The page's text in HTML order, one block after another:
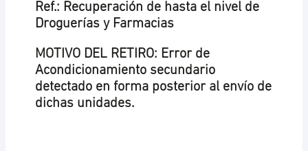
Ref.: Recuperación de hasta el nivel de
Droguerías y Farmacias
MOTIVO DEL RETIRO: Error de
Acondicionamiento secundario
detectado en forma posterior al envío de
dichas unidades.